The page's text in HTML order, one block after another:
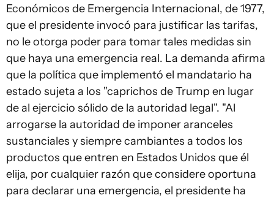
Económicos de Emergencia Internacional, de 1977,
que el presidente invocó para justificar las tarifas,
no le otorga poder para tomar tales medidas sin
que haya una emergencia real. La demanda afirma
que la política que implementó el mandatario ha
estado sujeta a los "caprichos de Trump en lugar
de al ejercicio sólido de la autoridad legal". "Al
arrogarse la autoridad de imponeraranceles
sustanciales y siempre cambiantes a todos los
productos que entren en Estados Unidos que él
elija, por cualquier razón que considere oportuna
para declarar una emergencia, el presidente ha